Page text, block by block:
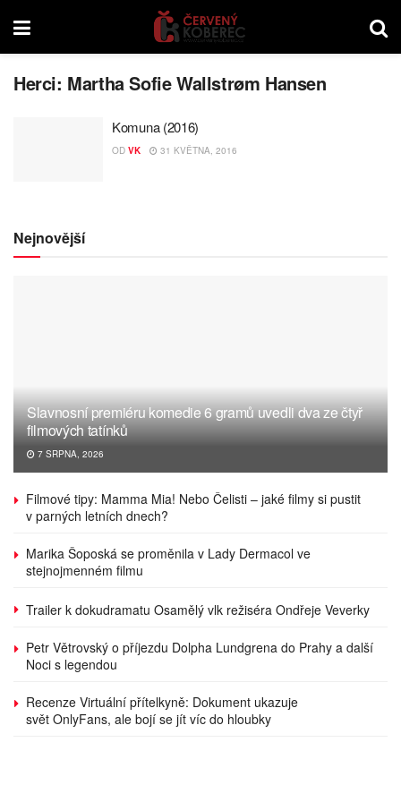
Herci: Martha Sofie Wallstrøm Hansen
Komuna (2016)
OD VK 31 KVĚTNA, 2016
Nejnovější
Slavnosní premiéru komedie 6 gramů uvedli dva ze čtyř
filmových tatínků
7 SRPNA, 2026
Filmové tipy: Mamma Mia! Nebo Čelisti – jaké filmy si pustit
v parných letních dnech?
Marika Šoposká se proměnila v Lady Dermacol ve
stejnojmenném filmu
Trailer k dokudramatu Osamělý vlk režiséra Ondřeje Veverky
Petr Větrovský o příjezdu Dolpha Lundgrena do Prahy a další
Noci s legendou
Recenze Virtuální přítelkyně: Dokument ukazuje
svět OnlyFans, ale bojí se jít víc do hloubky